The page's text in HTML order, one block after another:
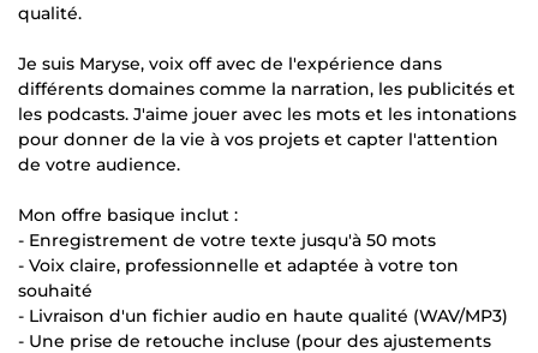
qualité.
Je suis Maryse, voix off avec de l'expérience dans
différents domaines comme la narration, les publicités et
les podcasts. J'aime jouer avec les mots et les intonations
pour donner de la vie à vos projets et capter l'attention
de votre audience.
Mon offre basique inclut :
- Enregistrement de votre texte jusqu'à 50 mots
- Voix claire, professionnelle et adaptée à votre ton
souhaité
- Livraison d'un fichier audio en haute qualité (WAV/MP3)
- Une prise de retouche incluse (pour des ajustements